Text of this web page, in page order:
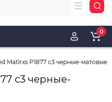
0
Matlrxs Р1877 с3 черные-матовые
с3 черные-